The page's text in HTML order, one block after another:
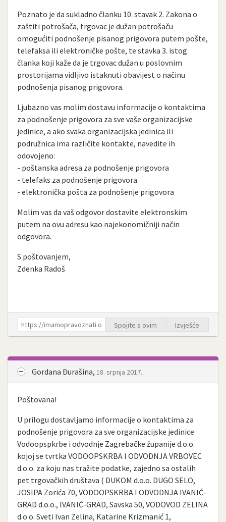
Poznato je da sukladno članku 10. stavak 2. Zakona o
zaštiti potrošača, trgovac je dužan potrošaču
omogućiti podnošenje pisanog prigovora putem pošte,
telefaksa ili elektroničke pošte, te stavka 3. istog
članka koji kaže da je trgovac dužan u poslovnim
prostorijama vidljivo istaknuti obavijest o načinu
podnošenja pisanog prigovora.
Ljubazno vas molim dostavu informacije o kontaktima
za podnošenje prigovora za sve vaše organizacijske
jedinice, a ako svaka organizacijska jedinica ili
podružnica ima različite kontakte, navedite ih
odovojeno:
- poštanska adresa za podnošenje prigovora
- telefaks za podnošenje prigovora
- elektronička pošta za podnošenje prigovora
Molim vas da vaš odgovor dostavite elektronskim
putem na ovu adresu kao najekonomičniji način
odgovora.
S poštovanjem,
Zdenka Radoš
Spojite s ovim Izvješće
Gordana Đurašina, 18. srpnja 2017.
Poštovana!
U prilogu dostavljamo informacije o kontaktima za
podnošenje prigovora za sve organizacijske jedinice
Vodoopspkrbe i odvodnje Zagrebačke županije d.o.o.
kojoj se tvrtka VODOOPSKRBA I ODVODNJA VRBOVEC
d.o.o. za koju nas tražite podatke, zajedno sa ostalih
pet trgovačkih društava ( DUKOM d.o.o. DUGO SELO,
JOSIPA Zorića 70, VODOOPSKRBA I ODVODNJA IVANIĆ-
GRAD d.o.o., IVANIĆ-GRAD, Savska 50, VODOVOD ZELINA
d.o.o. Sveti Ivan Zelina, Katarine Krizmanić 1,